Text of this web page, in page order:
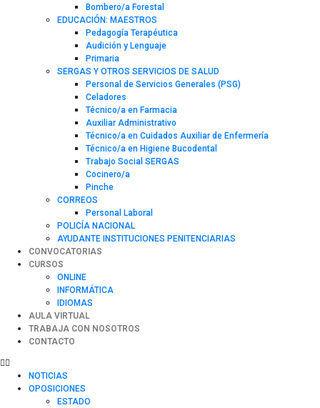
Bombero/a Forestal
EDUCACIÓN: MAESTROS
Pedagogía Terapéutica
Audición y Lenguaje
Primaria
SERGAS Y OTROS SERVICIOS DE SALUD
Personal de Servicios Generales (PSG)
Celadores
Técnico/a en Farmacia
Auxiliar Administrativo
Técnico/a en Cuidados Auxiliar de Enfermería
Técnico/a en Higiene Bucodental
Trabajo Social SERGAS
Cocinero/a
Pinche
CORREOS
Personal Laboral
POLICÍA NACIONAL
AYUDANTE INSTITUCIONES PENITENCIARIAS
CONVOCATORIAS
CURSOS
ONLINE
INFORMÁTICA
IDIOMAS
AULA VIRTUAL
TRABAJA CON NOSOTROS
CONTACTO
NOTICIAS
OPOSICIONES
ESTADO